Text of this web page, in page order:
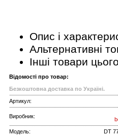
Опис і
Альтернативні
Інші товари
Відомості про товар:
Безкоштовна доставка по Україні.
Артикул:
Виробник:
Модель:
DT